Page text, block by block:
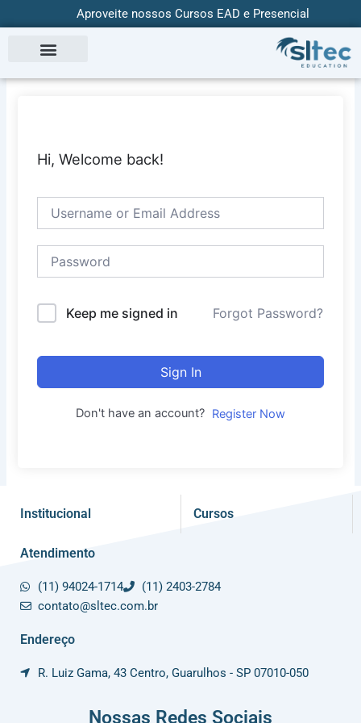
to
content
Aproveite nossos Cursos EAD e Presencial
Hi, Welcome back!
Keep me signed in Forgot Password?
Sign In
Don't have an account? Register Now
Institucional Cursos
Atendimento
(11) 94024-1714
(11) 2403-2784
contato@sltec.com.br
Endereço
R. Luiz Gama, 43 Centro, Guarulhos - SP 07010-050
Nossas Redes Sociais